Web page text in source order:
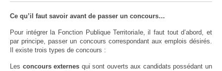
Ce qu’il faut savoir avant de passer un concours…
Pour intégrer la Fonction Publique Territoriale, il faut tout d’abord, et
par principe, passer un concours correspondant aux emplois désirés.
Il existe trois types de concours :
Les concours externes qui sont ouverts aux candidats possédant un